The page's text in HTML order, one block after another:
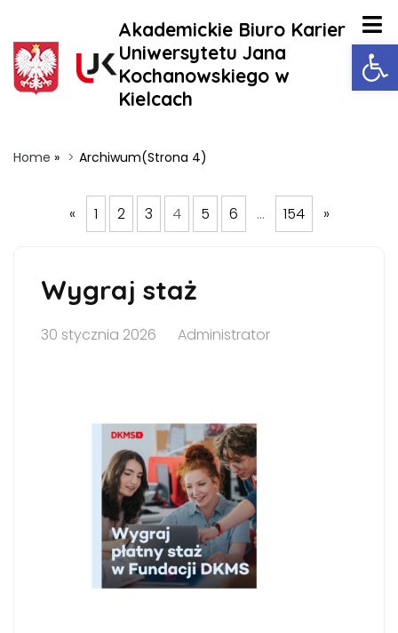
Akademickie Biuro Karier
Uniwersytetu Jana
Kochanowskiego w
Kielcach
Home » Archiwum(Strona 4)
« 1 2 3 4 5 6 … 154 »
Wygraj staż
30 stycznia 2026 Administrator